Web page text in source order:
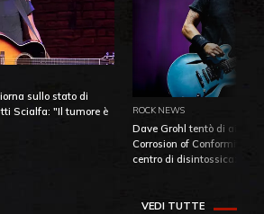
sullo stato di
Scialfa: "Il tumore è
ROCK NEWS
Dave Grohl tentò di
Corrosion of Conformity
centro di
VEDI TUTTE